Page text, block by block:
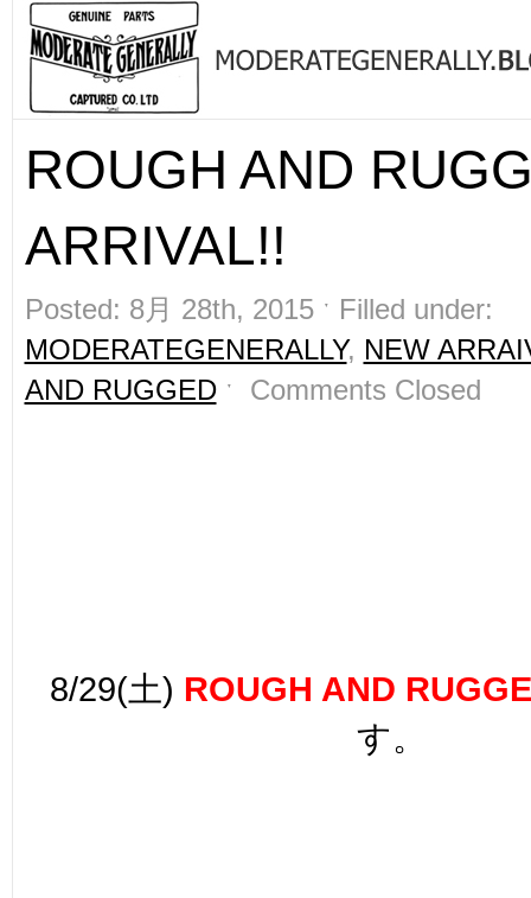
ROUGH AND
ARRIVAL!!
Posted: 8月 28th, 2015 ˑ Filled under:
MODERATEGENERALLY, NEW
AND RUGGEDˑ Comments Closed
8/29(土) ROUGH AND
す。